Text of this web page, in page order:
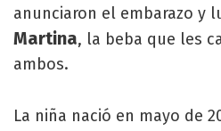
anunciaron el embarazo y
Martina, la beba que les
ambos.
La niña nació en mayo de